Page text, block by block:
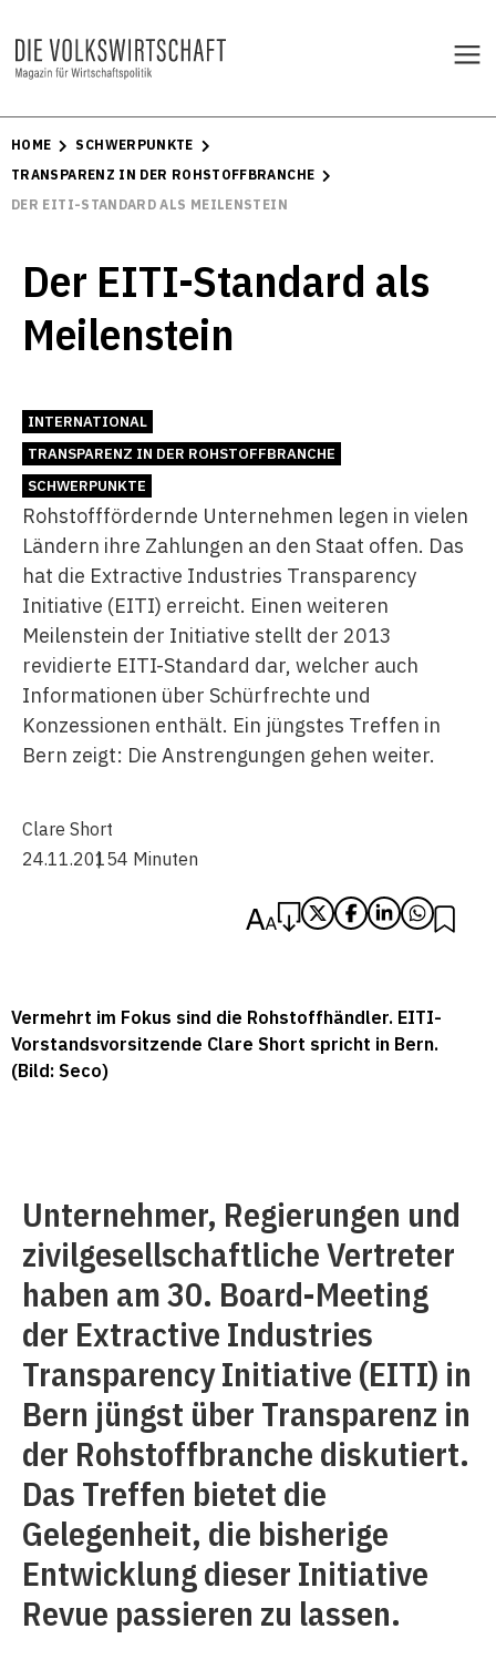
HOME
SCHWERPUNKTE
TRANSPARENZ IN DER ROHSTOFFBRANCHE
DER EITI-STANDARD ALS MEILENSTEIN
Der EITI-Standard als
Meilenstein
INTERNATIONAL
TRANSPARENZ IN DER ROHSTOFFBRANCHE
SCHWERPUNKTE
Rohstofffördernde Unternehmen legen in vielen
Ländern ihre Zahlungen an den Staat offen. Das
hat die Extractive Industries Transparency
Initiative (EITI) erreicht. Einen weiteren
Meilenstein der Initiative stellt der 2013
revidierte EITI-Standard dar, welcher auch
Informationen über Schürfrechte und
Konzessionen enthält. Ein jüngstes Treffen in
Bern zeigt: Die Anstrengungen gehen weiter.
Clare Short
24.11.20154 Minuten
Vermehrt im Fokus sind die Rohstoffhändler. EITI-
Vorstandsvorsitzende Clare Short spricht in Bern.
(Bild: Seco)
Unternehmer, Regierungen und
zivilgesellschaftliche Vertreter
haben am 30. Board-Meeting
der Extractive Industries
Transparency Initiative (EITI) in
Bern jüngst über Transparenz in
der Rohstoffbranche diskutiert.
Das Treffen bietet die
Gelegenheit, die bisherige
Entwicklung dieser Initiative
Revue passieren zu lassen.